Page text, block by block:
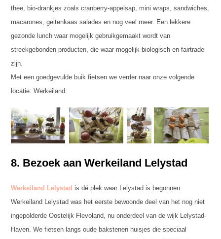
thee, bio-drankjes zoals cranberry-appelsap, mini wraps, sandwiches,
macarones, geitenkaas salades en nog veel meer. Een lekkere
gezonde lunch waar mogelijk gebruikgemaakt wordt van
streekgebonden producten, die waar mogelijk biologisch en fairtrade
zijn.
Met een goedgevulde buik fietsen we verder naar onze volgende
locatie: Werkeiland.
8. Bezoek aan Werkeiland Lelystad
Werkeiland Lelystad is dé plek waar Lelystad is begonnen.
Werkeiland Lelystad was het eerste bewoonde deel van het nog niet
ingepolderde Oostelijk Flevoland, nu onderdeel van de wijk Lelystad-
Haven. We fietsen langs oude bakstenen huisjes die speciaal